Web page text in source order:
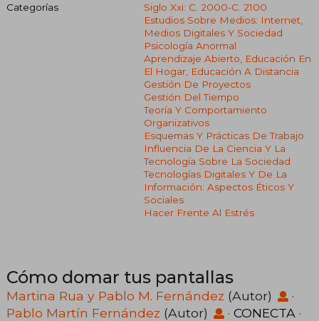
Categorías
Siglo Xxi: C. 2000-C. 2100
Estudios Sobre Medios: Internet,
Medios Digitales Y Sociedad
Psicología Anormal
Aprendizaje Abierto, Educación En
El Hogar, Educación A Distancia
Gestión De Proyectos
Gestión Del Tiempo
Teoría Y Comportamiento
Organizativos
Esquemas Y Prácticas De Trabajo
Influencia De La Ciencia Y La
Tecnología Sobre La Sociedad
Tecnologías Digitales Y De La
Información: Aspectos Éticos Y
Sociales
Hacer Frente Al Estrés
Cómo domar tus pantallas
Martina Rua y Pablo M. Fernández (Autor)
·
Pablo Martín Fernández (Autor) · CONECTA ·